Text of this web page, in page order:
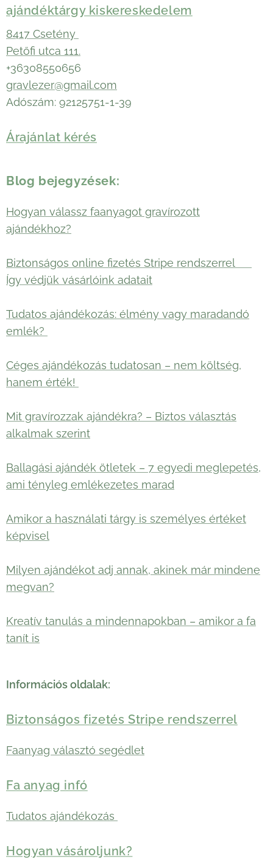
ajándéktárgy kiskereskedelem
8417 Csetény
Petőfi utca 111.
+36308550656
gravlezer@gmail.com
Adószám: 92125751-1-39
Árajánlat kérés
Blog bejegyzések:
Hogyan válassz faanyagot gravírozott
ajándékhoz?
Biztonságos online fizetés Stripe rendszerrel 🛡️
Így védjük vásárlóink adatait
Tudatos ajándékozás: élmény vagy maradandó
emlék?
Céges ajándékozás tudatosan – nem költség,
hanem érték!
Mit gravírozzak ajándékra? – Biztos választás
alkalmak szerint
Ballagási ajándék ötletek – 7 egyedi meglepetés,
ami tényleg emlékezetes marad
Amikor a használati tárgy is személyes értéket
képvisel
Milyen ajándékot adj annak, akinek már mindene
megvan?
Kreatív tanulás a mindennapokban – amikor a fa
tanít is
Információs oldalak:
Biztonságos fizetés Stripe rendszerrel
Faanyag választó segédlet
Fa anyag infó
Tudatos ajándékozás
Hogyan vásároljunk?